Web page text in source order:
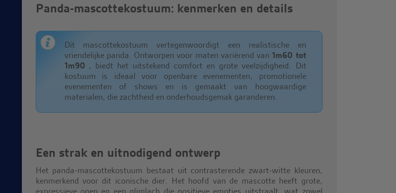
Panda-mascottekostuum: kenmerken en details
Dit mascottekostuum vertegenwoordigt een realistische en
vriendelijke panda. Ontworpen voor maten variërend van1m60 tot
1m90, biedt het uitstekend comfort en grote veelzijdigheid. Dit
kostuum is ideaal voor openbare evenementen, promotionele
evenementen of shows en is gemaakt van hoogwaardige
materialen, die zachtheid en onderhoudsgemak garanderen.
Een strak en uitnodigend ontwerp
Het panda-mascottekostuum bestaat uit contrasterende zwart-witte kleuren,
kenmerkend voor dit iconische dier. Het hoofd van de mascotte heeft grote,